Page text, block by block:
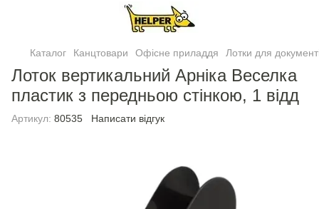
Каталог Канцтовари Офісне приладдя Лотки для
Лоток вертикальний Арніка Веселка
пластик з передньою стiнкою, 1 відд
Артикул: 80535 Написати відгук